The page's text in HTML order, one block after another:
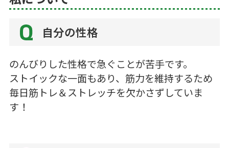
自分の性格
のんびりした性格で急ぐことが苦手です。
ストイックな一面もあり、筋力を維持するため
毎日筋トレ＆ストレッチを欠かさずしていま
す！